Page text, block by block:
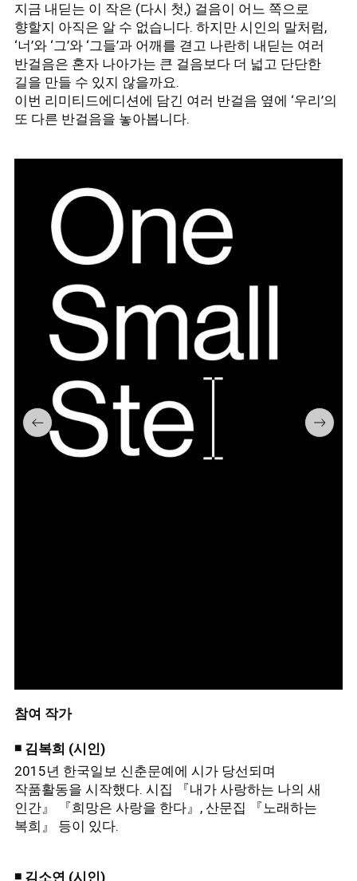
지금 내딛는 이 작은 (다시 첫,) 걸음이 어느 쪽으로
향할지 아직은 알 수 없습니다. 하지만 시인의 말처럼,
‘너’와 ‘그’와 ‘그들’과 어깨를 겯고 나란히 내딛는 여러
반걸음은 혼자 나아가는 큰 걸음보다 더 넓고 단단한
길을 만들 수 있지 않을까요.
이번 리미티드에디션에 담긴 여러 반걸음 옆에 ‘우리’의
또 다른 반걸음을 놓아봅니다.
참여 작가
◾ 김복희 (시인)
2015년 한국일보 신춘문예에 시가 당선되며
작품활동을 시작했다. 시집 『내가 사랑하는 나의 새
인간』 『희망은 사랑을 한다』, 산문집 『노래하는
복희』 등이 있다.
◾ 김소연 (시인)